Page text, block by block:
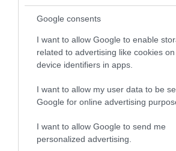
Google consents
I want to allow Google to enable
related to advertising like cookies
device identifiers in apps.
I want to allow my user data to be
Google for online advertising
I want to allow Google to send me
personalized advertising.
600-členný zbor a majestátne
okolo Carrer de Mallorca, po čom
sprístupnenie priestorov pre
FAKTY, KTORÉ VÁM
SPRIEVODCA NEPOVIE
drobných zvierat či rastlín
ľahko zabudnete na náročné